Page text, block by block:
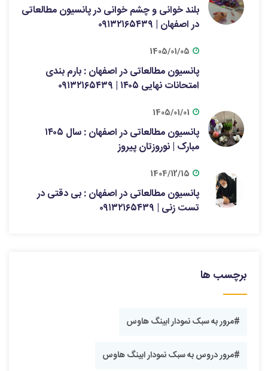
بلند خوانی و چشم خوانی در پانسیون مطالعاتی
در اصفهان | ۰۹۱۳۲۱۶۵۴۳۹
1405/01/05
پانسیون مطالعاتی در اصفهان : بارم بندی
امتحانات نهایی ۱۴۰۵ | ۰۹۱۳۲۱۶۵۴۳۹
1405/01/01
پانسیون مطالعاتی در اصفهان : سال ۱۴۰۵
مبارک | نوروزتان پیروز
1404/12/15
پانسیون مطالعاتی در اصفهان : بی دقتی در
تست زنی | ۰۹۱۳۲۱۶۵۴۳۹
برچسب ها
#مرور به سبک نمودار ابینگ هاوس
#مرور دروس به سبک‌ نمودار ابینگ هاوس